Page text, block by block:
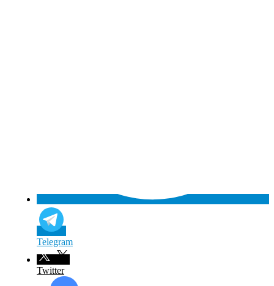
Telegram
Twitter